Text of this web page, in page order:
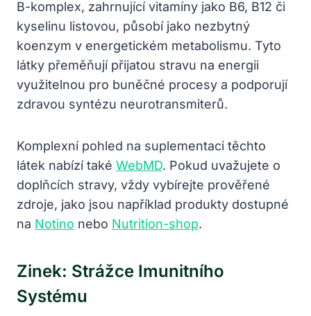
B-komplex, zahrnující vitamíny jako B6, B12 či
kyselinu listovou, působí jako nezbytný
koenzym v energetickém metabolismu. Tyto
látky přeměňují přijatou stravu na energii
využitelnou pro buněčné procesy a podporují
zdravou syntézu neurotransmiterů.
Komplexní pohled na suplementaci těchto
látek nabízí také WebMD. Pokud uvažujete o
doplňcích stravy, vždy vybírejte prověřené
zdroje, jako jsou například produkty dostupné
na Notino nebo Nutrition-shop.
Zinek: Strážce Imunitního
Systému